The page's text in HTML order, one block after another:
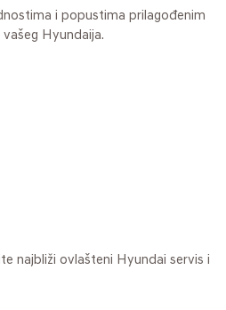
i popustima prilagođenim
Hyundaija.
najbliži ovlašteni Hyundai servis i